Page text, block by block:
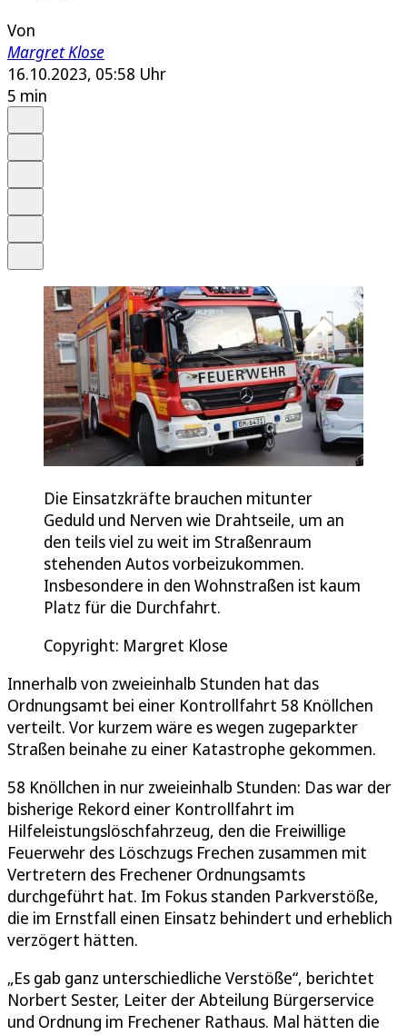
Von
Margret Klose
16.10.2023, 05:58 Uhr
5 min
Die Einsatzkräfte brauchen mitunter
Geduld und Nerven wie Drahtseile, um an
den teils viel zu weit im Straßenraum
stehenden Autos vorbeizukommen.
Insbesondere in den Wohnstraßen ist kaum
Platz für die Durchfahrt.
Copyright: Margret Klose
Innerhalb von zweieinhalb Stunden hat das
Ordnungsamt bei einer Kontrollfahrt 58 Knöllchen
verteilt. Vor kurzem wäre es wegen zugeparkter
Straßen beinahe zu einer Katastrophe gekommen.
58 Knöllchen in nur zweieinhalb Stunden: Das war der
bisherige Rekord einer Kontrollfahrt im
Hilfeleistungslöschfahrzeug, den die Freiwillige
Feuerwehr des Löschzugs Frechen zusammen mit
Vertretern des Frechener Ordnungsamts
durchgeführt hat. Im Fokus standen Parkverstöße,
die im Ernstfall einen Einsatz behindert und erheblich
verzögert hätten.
„Es gab ganz unterschiedliche Verstöße“, berichtet
Norbert Sester, Leiter der Abteilung Bürgerservice
und Ordnung im Frechener Rathaus. Mal hätten die